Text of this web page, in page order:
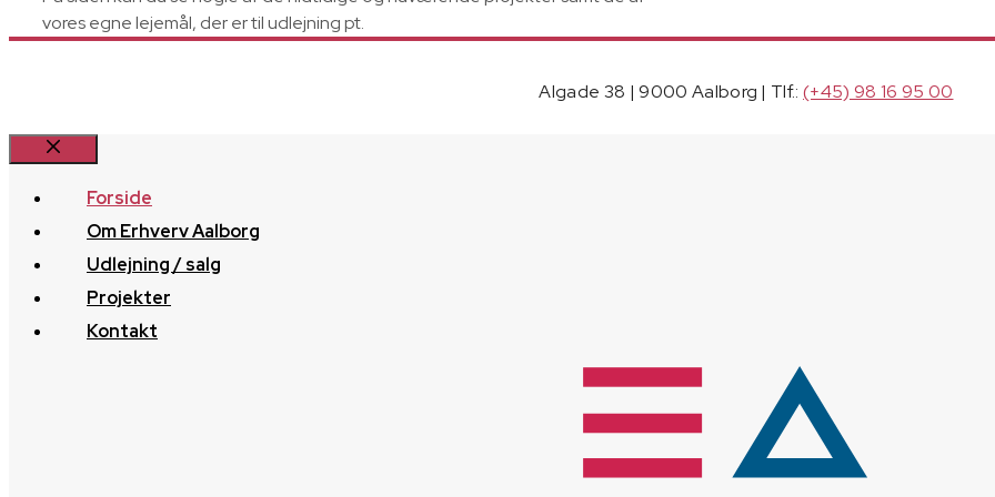
vores egne lejemål, der er til udlejning pt.
Algade 38 | 9000 Aalborg | Tlf.:(+45) 98 16 95 00
Luk
Forside
Om Erhverv Aalborg
Udlejning / salg
Projekter
Kontakt